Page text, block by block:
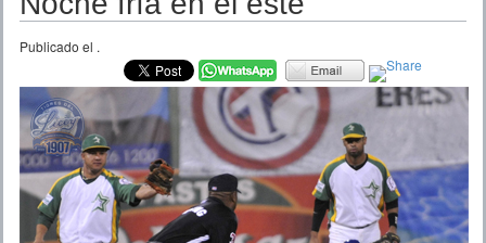
TEMPORADAS
Publicado el .